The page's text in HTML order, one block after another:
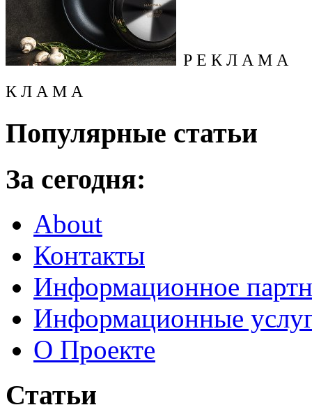
Р Е К Л А М А
К Л А М А
Популярные статьи
За сегодня:
About
Контакты
Информационное
Информационные
О Проекте
Статьи